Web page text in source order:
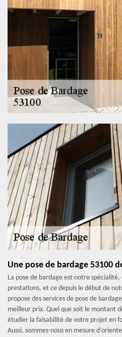
Une pose de bardage 53100
La pose de bardage est notre spécialité,
prestations, et ce depuis le début de
propose des services de pose de
meilleur prix. Quel que soit le montant
étudier la faisabilité de votre projet en
Aussi, sommes-nous en mesure